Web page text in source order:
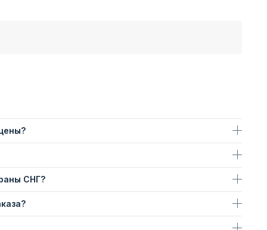
СНГ?